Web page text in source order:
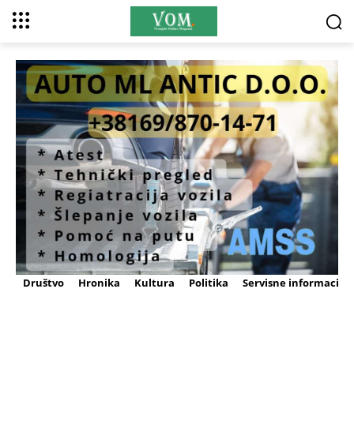
Društvo Hronika Kultura Politika Servisne informacije